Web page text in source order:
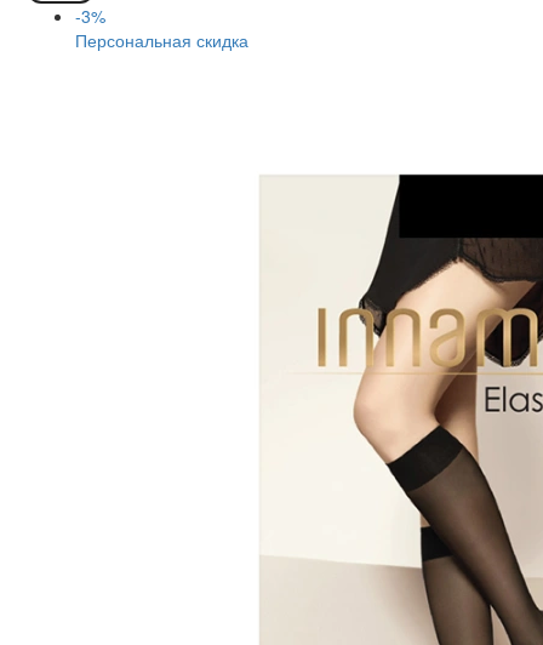
-3%
Персональная скидка